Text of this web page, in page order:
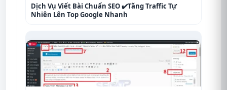
Dịch Vụ Viết Bài Chuẩn SEO ✔️Tăng Traffic Tự
Nhiên Lên Top Google Nhanh